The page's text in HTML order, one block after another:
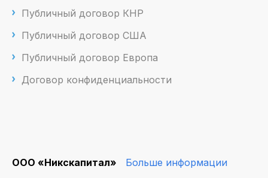
Публичный договор КНР
Публичный договор США
Публичный договор Европа
Договор конфиденциальности
ООО «Никскапитал» Больше информации